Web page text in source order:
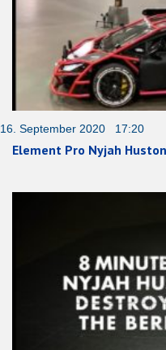
16. September 2020 17:20
Element Pro Nyjah